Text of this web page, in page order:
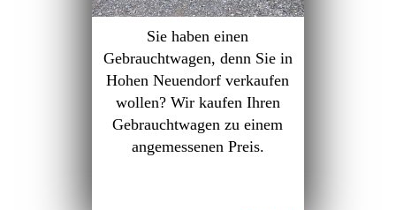
Sie haben einen
Gebrauchtwagen, denn Sie in
Hohen Neuendorf verkaufen
wollen? Wir kaufen Ihren
Gebrauchtwagen zu einem
angemessenen Preis.